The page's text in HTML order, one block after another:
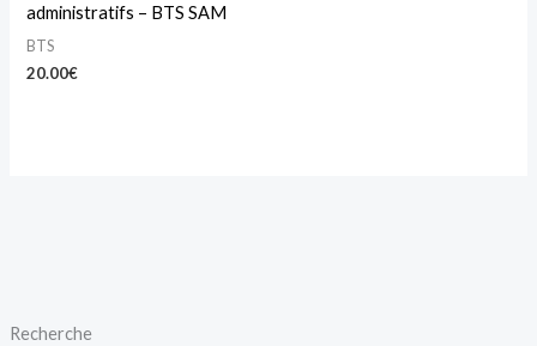
Recherche
administratifs – BTS SAM
BTS
20.00€